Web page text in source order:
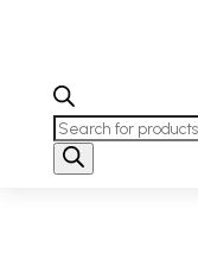
Products
search